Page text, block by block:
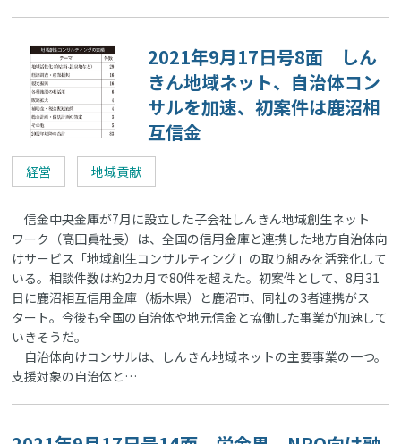
2021年9月17日号8面 しん
きん地域ネット、自治体コン
サルを加速、初案件は鹿沼相
互信金
経営 地域貢献
信金中央金庫が7月に設立した子会社しんきん地域創生ネット
ワーク（高田眞社長）は、全国の信用金庫と連携した地方自治体向
けサービス「地域創生コンサルティング」の取り組みを活発化して
いる。相談件数は約2カ月で80件を超えた。初案件として、8月31
日に鹿沼相互信用金庫（栃木県）と鹿沼市、同社の3者連携がス
タート。今後も全国の自治体や地元信金と協働した事業が加速して
いきそうだ。
自治体向けコンサルは、しんきん地域ネットの主要事業の一つ。
支援対象の自治体と…